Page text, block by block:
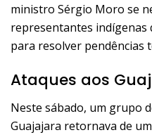
ministro Sérgio Moro se
representantes indígenas
para resolver pendências
Ataques aos
Neste sábado, um grupo
Guajajara retornava de